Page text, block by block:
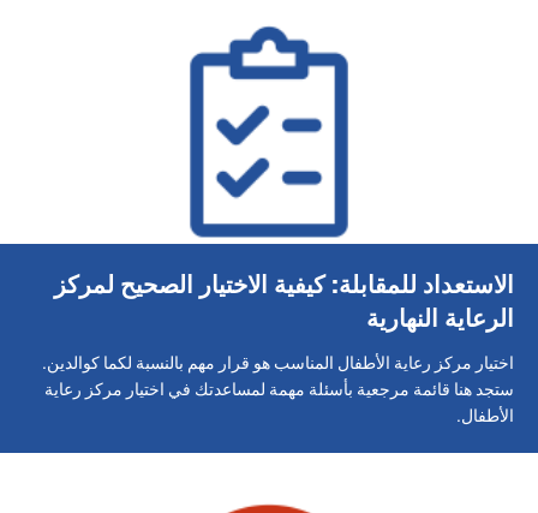
الاستعداد للمقابلة: كيفية الاختيار الصحيح لمركز
الرعاية النهارية
اختيار مركز رعاية الأطفال المناسب هو قرار مهم بالنسبة لكما كوالدين.
ستجد هنا قائمة مرجعية بأسئلة مهمة لمساعدتك في اختيار مركز رعاية
الأطفال.